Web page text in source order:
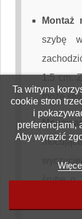
Ta witryna
cookie stron
i
preferencjami,
Aby wyrazić
Montaż
szybę
1,5 cm.
może
śrubę o
zbyt